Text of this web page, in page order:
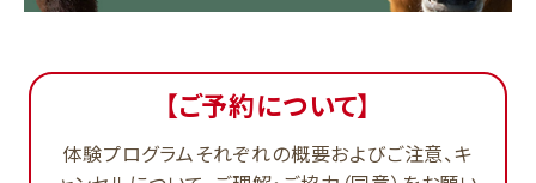
【ご予約について】
体験プログラムそれぞれの概要およびご注意、キ